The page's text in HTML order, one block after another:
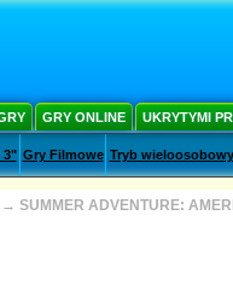
GRY ONLINE UKRYTYMI
3" Gry Filmowe Tryb wieloosobowy
→ SUMMER ADVENTURE: